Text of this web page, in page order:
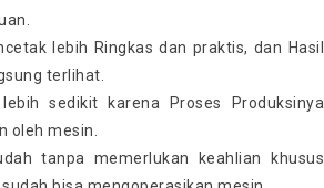
lebih Ringkas dan praktis, dan Hasil
terlihat.
sedikit karena Proses Produksinya
oleh mesin.
tanpa memerlukan keahlian khusus